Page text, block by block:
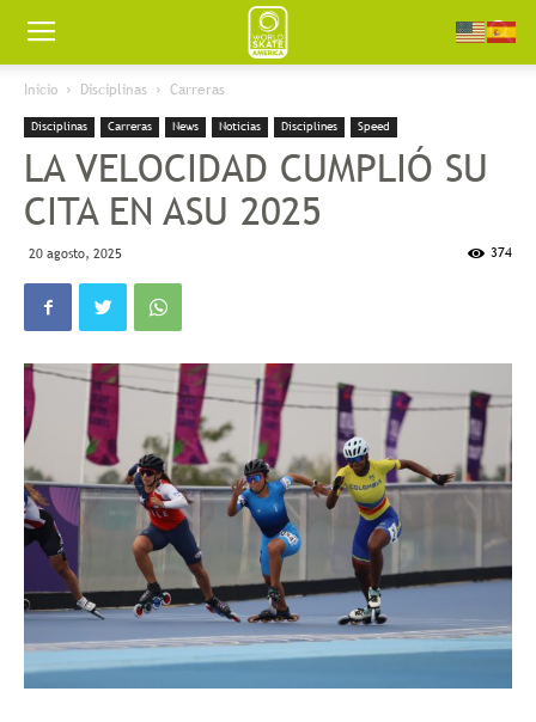
Worldskate
America
Inicio Disciplinas Carreras
Disciplinas Carreras News Noticias Disciplines Speed
LA VELOCIDAD CUMPLIÓ SU
CITA EN ASU 2025
20 agosto, 2025 374